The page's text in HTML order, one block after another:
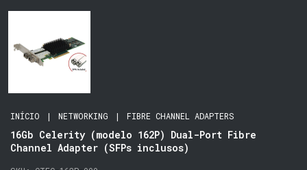
INÍCIO | NETWORKING | FIBRE CHANNEL ADAPTERS
16Gb Celerity (modelo 162P) Dual-Port Fibre
Channel Adapter (SFPs inclusos)